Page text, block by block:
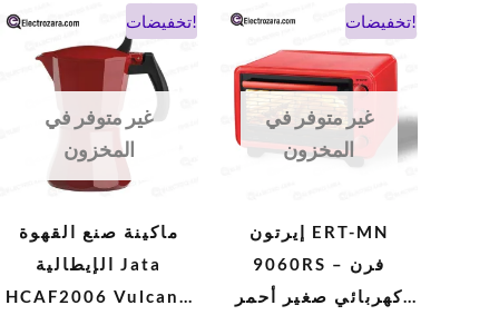
تخفيضات!
غير متوفر في
المخزون
ماكينة صنع القهوة
الإيطالية Jata
HCAF2006 Vulcano
السعر
الأصلي
هو:
338 DH.
السعر
الحالي
تخفيضات!
غير متوفر في
المخزون
إيرتون ERT-MN
9060RS – فرن
كهربائي صغير أحمر
السعر
الأصلي
هو:
900 DH.
السعر
الحالي
هو: